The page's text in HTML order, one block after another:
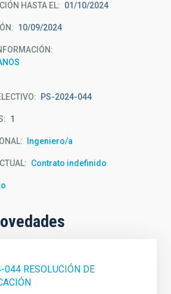
HASTA EL 01/10/2024
10/09/2024
PS-2024-044
1
Ingeniero/a
Contrato indefinido
RESOLUCIÓN DE